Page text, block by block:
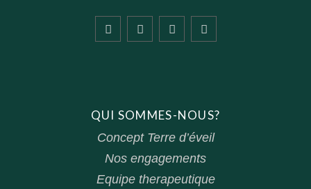
QUI SOMMES-NOUS?
Concept Terre d’éveil
Nos engagements
Equipe therapeutique